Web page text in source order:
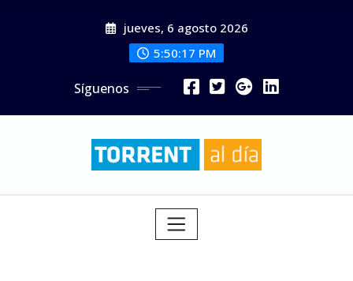
jueves, 6 agosto 2026
5:50:18 PM
Síguenos